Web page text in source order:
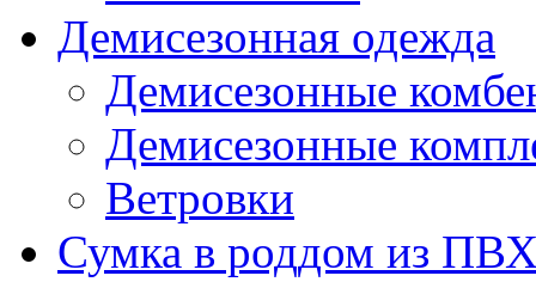
Демисезонная одежда
Демисезонные
Демисезонные
Ветровки
Сумка в роддом из